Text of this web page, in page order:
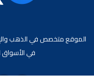
الموقع متخصص في الذهب
في الأسواق